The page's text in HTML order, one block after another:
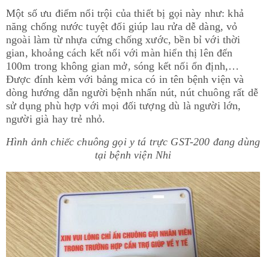
Một số ưu điểm nổi trội của thiết bị gọi này như: khả
năng chống nước tuyệt đối giúp lau rửa dễ dàng, vỏ
ngoài làm từ nhựa cứng chống xước, bền bỉ với thời
gian, khoảng cách kết nối với màn hiển thị lên đến
100m trong không gian mở, sóng kết nối ổn định,…
Được đính kèm với bảng mica có in tên bệnh viện và
dòng hướng dẫn người bệnh nhấn nút, nút chuông rất dễ
sử dụng phù hợp với mọi đối tượng dù là người lớn,
người già hay trẻ nhỏ.
Hình ảnh chiếc chuông gọi y tá trực GST-200 đang dùng
tại bệnh viện Nhi